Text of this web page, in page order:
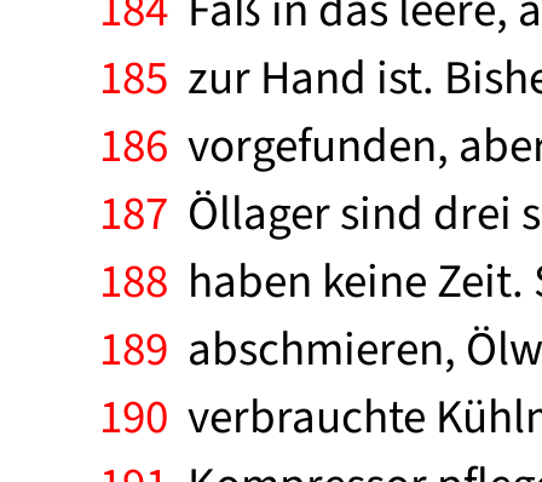
185 zur Hand ist.
186 vorgefunden,
187 Öllager sind drei
188 haben keine
189 abschmieren,
190 verbrauchte